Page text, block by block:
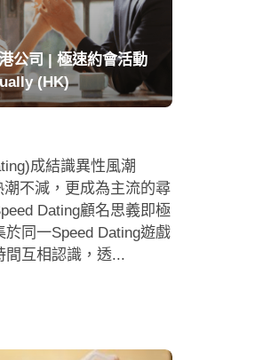
公司 | 極速約會活動
(HK)
成結識異性風潮
潮不減，更成為主流的尋
Dating顧名思義即極
同一Speed Dating遊戲
間互相認識，透...